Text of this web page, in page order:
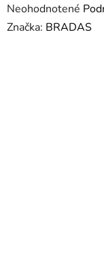
Priemerné
hodnotenie
Neohodnotené
Značka: BRADAS